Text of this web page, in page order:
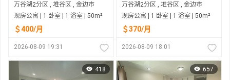
万谷湖2分区 , 堆谷区 , 金边市
现房公寓 | 1 卧室 | 1 浴室 | 50m²
＄400/月
2026-08-09 19:31
万谷湖2分区 , 堆谷区 , 金边市
现房公寓 | 1 卧室 | 1 浴室 | 50m²
＄370/月
2026-08-09 18:01
418 657